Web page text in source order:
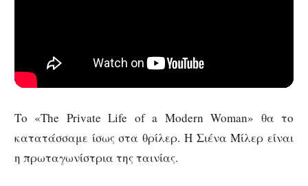
Το «The Private Life of a Modern Woman» θα το
κατατάσσαμε ίσως στα θρίλερ. Η Σιένα Μίλερ είναι
η πρωταγωνίστρια της ταινίας.